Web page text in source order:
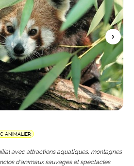
ANIMALIER
avec attractions aquatiques, montagnes
d'animaux sauvages et spectacles.